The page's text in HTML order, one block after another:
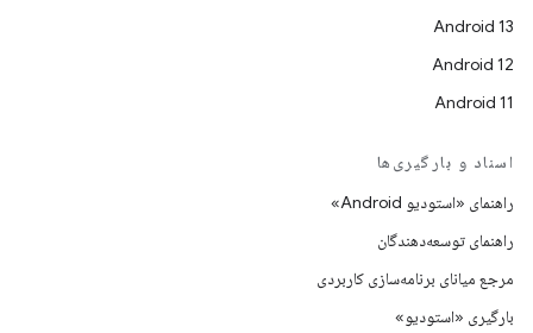
Android 13
Android 12
Android 11
اسناد و بارگیری‌ها
راهنمای «استودیو Android»
راهنمای توسعه‌دهندگان
مرجع میانای برنامه‌سازی کاربردی
بارگیری «استودیو»